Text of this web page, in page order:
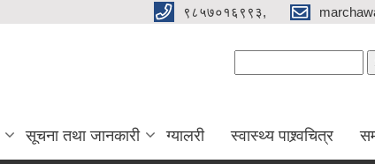
९८५७०१६९९३,
सूचना तथा जानकारी ग्यालरी स्वास्थ्य पाश्र्वचित्र